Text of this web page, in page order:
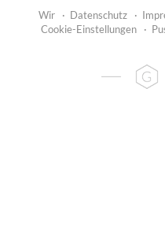
Wir · Datenschutz ·
Cookie-Einstellungen
·